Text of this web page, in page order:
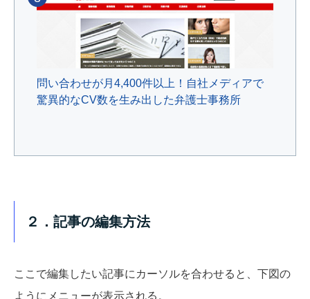
問い合わせが月4,400件以上！自社メディアで
驚異的なCV数を生み出した弁護士事務所
２．記事の編集方法
ここで編集したい記事にカーソルを合わせると、下図の
ようにメニューが表示される。